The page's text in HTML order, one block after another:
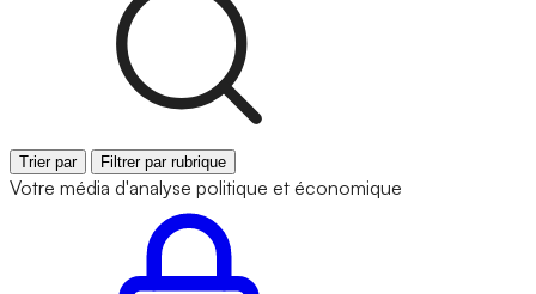
Trier par Filtrer par rubrique
Votre média d'analyse politique et économique